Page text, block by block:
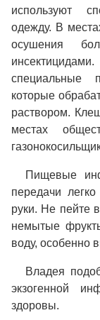
используют
одежду. В
осушения
специальные
которые
раствором.
местах
Пищевые
передачи
руки. Не пейте
немытые
воду, особенно
Владея
экзогенной
здоровы.